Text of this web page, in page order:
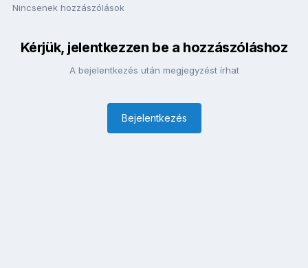
Nincsenek hozzászólások
Kérjük, jelentkezzen be a hozzászóláshoz
A bejelentkezés után megjegyzést írhat
Bejelentkezés